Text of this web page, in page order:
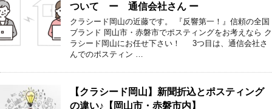
ついて ー 通信会社さん ー
クラシード岡山の近藤です。 『反響第一！』信頼の全国
ブランド 岡山市・赤磐市でポスティングをお考えなら ク
ラシード岡山にお任せ下さい！ 3つ目は、通信会社さ
んでのポスティン …
【クラシード岡山】新聞折込とポスティング
の違い♪【岡山市・赤磐市内】